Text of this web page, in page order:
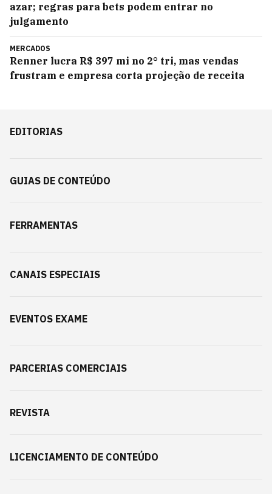
azar; regras para bets podem entrar no
julgamento
MERCADOS
Renner lucra R$ 397 mi no 2° tri, mas vendas
frustram e empresa corta projeção de receita
EDITORIAS
GUIAS DE CONTEÚDO
FERRAMENTAS
CANAIS ESPECIAIS
EVENTOS EXAME
PARCERIAS COMERCIAIS
REVISTA
LICENCIAMENTO DE CONTEÚDO